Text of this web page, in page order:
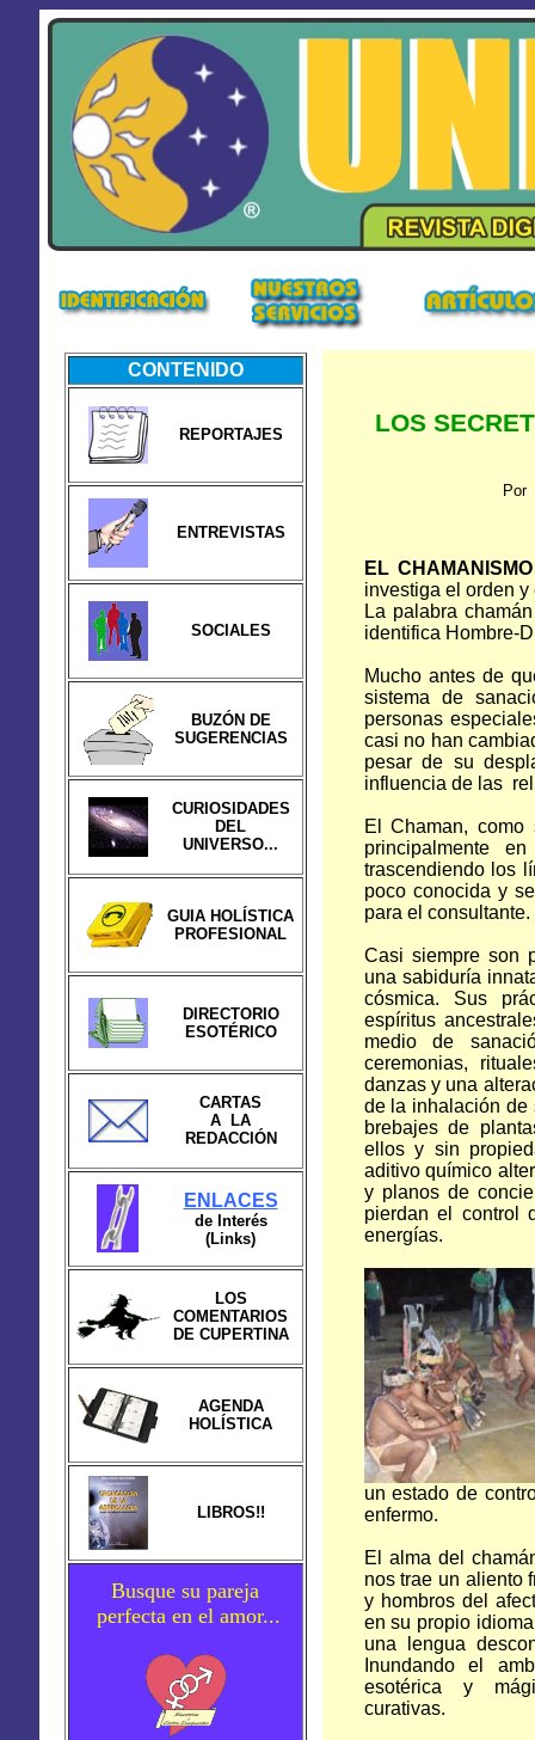
CONTENIDO
REPORTAJES
ENTREVISTAS
SOCIALES
BUZÓN DE
SUGERENCIAS
CURIOSIDADES
DEL
UNIVERSO...
GUIA HOLÍSTICA
PROFESIONAL
DIRECTORIO
ESOTÉRICO
CARTAS
A LA
REDACCIÓN
ENLACES
de Interés
(Links)
LOS
COMENTARIOS
DE CUPERTINA
AGENDA
HOLÍSTICA
LIBROS!!
Busque su pareja
perfecta en el amor...
LOS
Por
EL
investiga el orden
La palabra
identifica Hombre-
Mucho antes de
sistema de
personas
casi no han
pesar de su
influencia de las
El Chaman,
principalmente
trascendiendo los
poco conocida y
para el consultante.
Casi siempre son
una sabiduría
cósmica. Sus
espíritus
medio de
ceremonias,
danzas y una
de la inhalación de
brebajes de
ellos y sin
aditivo químico
y planos de
pierdan el control
energías.
un estado de
enfermo.
El alma del
nos trae un aliento
y hombros del
en su propio
una lengua
Inundando el
esotérica y
curativas.